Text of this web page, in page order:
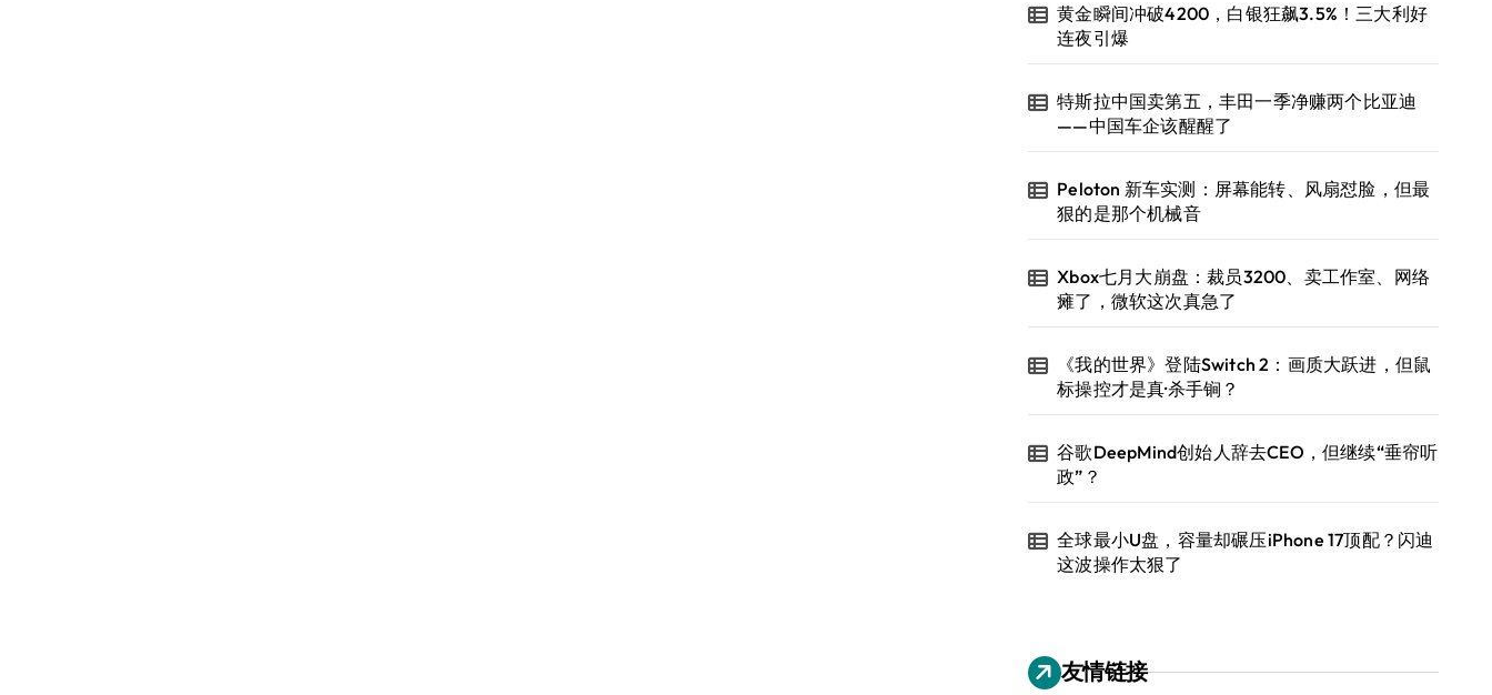
黄金瞬间冲破4200，白银狂飙3.5%！三大利好
连夜引爆
特斯拉中国卖第五，丰田一季净赚两个比亚迪
——中国车企该醒醒了
Peloton 新车实测：屏幕能转、风扇怼脸，但最
狠的是那个机械音
Xbox七月大崩盘：裁员3200、卖工作室、网络
瘫了，微软这次真急了
《我的世界》登陆Switch 2：画质大跃进，但鼠
标操控才是真·杀手锏？
谷歌DeepMind创始人辞去CEO，但继续“垂帘听
政”？
全球最小U盘，容量却碾压iPhone 17顶配？闪迪
这波操作太狠了
友情链接